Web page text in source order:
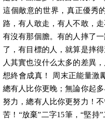
這個敵意的世界，真正優秀
路，有人敢走，有人不敢，
有沒有那個膽。有的人摔了
了，有目標的人，就算是摔
人其實也沒什么太多的差異
想終會成真！ 周末正能量激
總有人比你更晚；無論你起
努力，總有人比你更努力！
苦！“放棄”二字15筆，“堅持